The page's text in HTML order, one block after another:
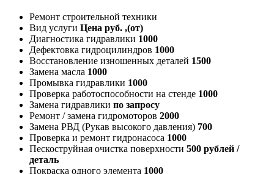
Ремонт строительной техники
Вид услуги Цена руб. ,(от)
Диагностика гидравлики 1000
Дефектовка гидроцилиндров 1000
Восстановление изношенных деталей 1500
Замена масла 1000
Промывка гидравлики 1000
Проверка работоспособности на стенде 1000
Замена гидравлики по запросу
Ремонт / замена гидромоторов 2000
Замена РВД (Рукав высокого давления) 700
Проверка и ремонт гидронасоса 1000
Пескоструйная очистка поверхности 500 рублей /
деталь
Покраска одного элемента 1000